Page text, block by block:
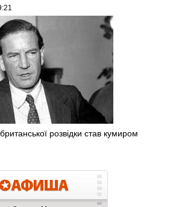
розвідки став кумиром